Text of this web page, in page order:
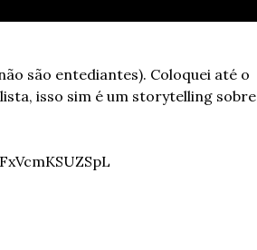
são entediantes). Coloquei até o
isso sim é um storytelling sobre